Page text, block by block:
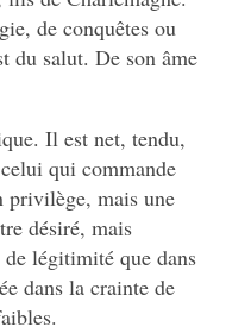
de conquêtes ou
du salut. De son âme
Il est net, tendu,
qui commande
privilège, mais une
désiré, mais
de légitimité que dans
dans la crainte de